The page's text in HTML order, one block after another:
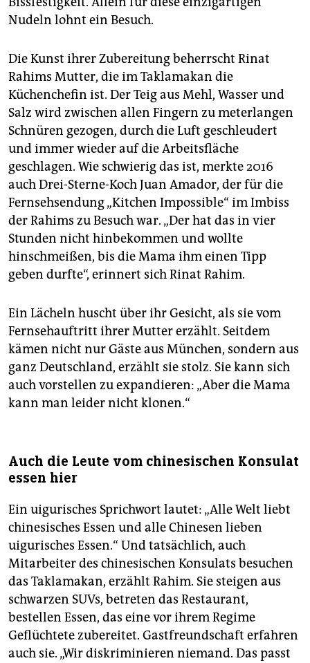
Nudeln lohnt ein Besuch.
Die Kunst ihrer Zubereitung beherrscht Rinat
Rahims Mutter, die im Taklamakan die
Küchenchefin ist. Der Teig aus Mehl, Wasser und
Salz wird zwischen allen Fingern zu meterlangen
Schnüren gezogen, durch die Luft geschleudert
und immer wieder auf die Arbeitsfläche
geschlagen. Wie schwierig das ist, merkte 2016
auch Drei-Sterne-Koch Juan Amador, der für die
Fernsehsendung „Kitchen Impossible“ im Imbiss
der Rahims zu Besuch war. „Der hat das in vier
Stunden nicht hinbekommen und wollte
hinschmeißen, bis die Mama ihm einen Tipp
geben durfte“, erinnert sich Rinat Rahim.
Ein Lächeln huscht über ihr Gesicht, als sie vom
Fernsehauftritt ihrer Mutter erzählt. Seitdem
kämen nicht nur Gäste aus München, sondern aus
ganz Deutschland, erzählt sie stolz. Sie kann sich
auch vorstellen zu expandieren: „Aber die Mama
kann man leider nicht klonen.“
Auch die Leute vom chinesischen Konsulat
essen hier
Ein uigurisches Sprichwort lautet: „Alle Welt liebt
chinesisches Essen und alle Chinesen lieben
uigurisches Essen.“ Und tatsächlich, auch
Mitarbeiter des chinesischen Konsulats besuchen
das Taklamakan, erzählt Rahim. Sie steigen aus
schwarzen SUVs, betreten das Restaurant,
bestellen Essen, das eine vor ihrem Regime
Geflüchtete zubereitet. Gastfreundschaft erfahren
auch sie. „Wir diskriminieren niemand. Das passt